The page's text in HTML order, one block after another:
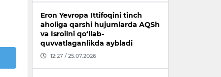
Eron Yevropa Ittifoqini tinch
aholiga qarshi hujumlarda AQSh
va Isroilni qo‘llab-
quvvatlaganlikda aybladi
12:27 / 25.07.2026